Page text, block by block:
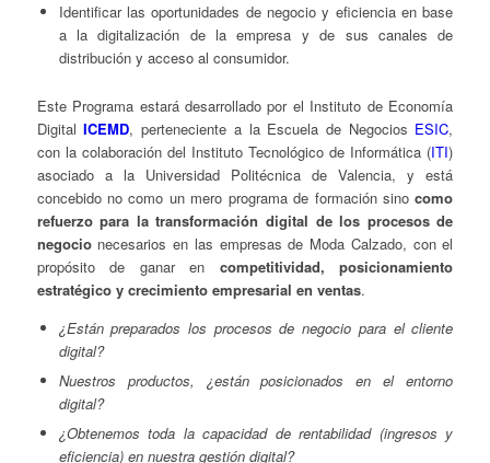
Identificar las oportunidades de negocio y eficiencia en base
a la digitalización de la empresa y de sus canales de
distribución y acceso al consumidor.
Este Programa estará desarrollado por el Instituto de Economía
DigitalICEMD, perteneciente a la Escuela de Negocios ESIC,
con la colaboración del Instituto Tecnológico de Informática (ITI)
asociado a la Universidad Politécnica de Valencia, y está
concebido no como un mero programa de formación sinocomo
refuerzo para la transformación digital de los procesos de
negocionecesarios en las empresas de Moda Calzado, con el
propósito de ganar en competitividad, posicionamiento
estratégico y crecimiento empresarial en ventas.
¿Están preparados los procesos de negocio para el cliente
digital?
Nuestros productos, ¿están posicionados en el entorno
digital?
¿Obtenemos toda la capacidad de rentabilidad (ingresos y
eficiencia) en nuestra gestión digital?